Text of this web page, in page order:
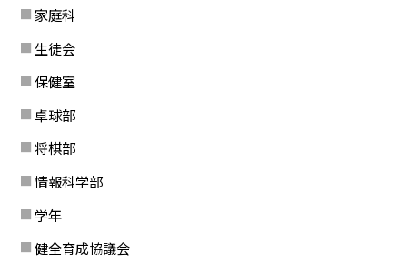
家庭科
生徒会
保健室
卓球部
将棋部
情報科学部
学年
健全育成協議会